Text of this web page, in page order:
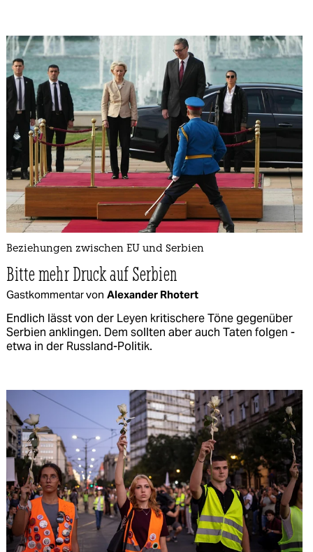
Beziehungen zwischen EU und Serbien
Bitte mehr Druck auf Serbien
Gastkommentar von Alexander Rhotert
Endlich lässt von der Leyen kritischere Töne gegenüber
Serbien anklingen. Dem sollten aber auch Taten folgen -
etwa in der Russland-Politik.